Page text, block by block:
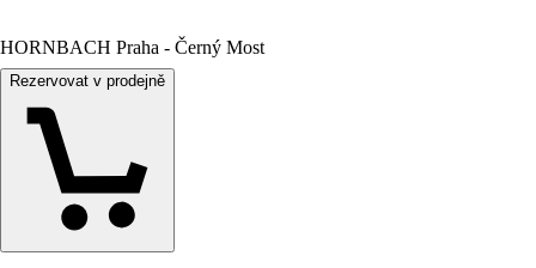
HORNBACH Praha - Černý Most
Rezervovat v prodejně